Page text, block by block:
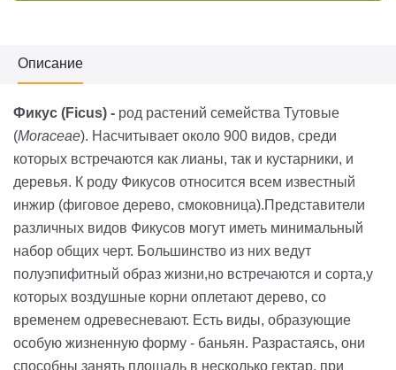
Описание
Фикус (Ficus) - род растений семейства Тутовые
(Moraceae). Насчитывает около 900 видов, среди
которых встречаются как лианы, так и кустарники, и
деревья. К роду Фикусов относится всем известный
инжир (фиговое дерево, смоковница).Представители
различных видов Фикусов могут иметь минимальный
набор общих черт. Большинство из них ведут
полуэпифитный образ жизни,но встречаются и сорта,у
которых воздушные корни оплетают дерево, со
временем одревесневают. Есть виды, образующие
особую жизненную форму - баньян. Разрастаясь, они
способны занять площадь в несколько гектар, при